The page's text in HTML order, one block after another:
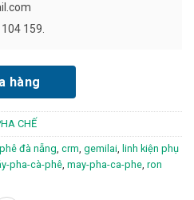
159.
Gemilai / CRM 3200B /D/ 3007
hàng
CHẾ
đà nẵng, crm, gemilai, linh kiện phụ
pha-cà-phê, may-pha-ca-phe, ron